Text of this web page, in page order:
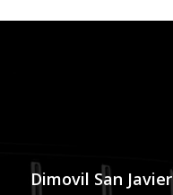
Dimovil San Javier